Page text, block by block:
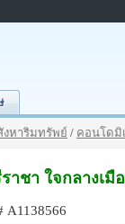
งหาริมทรัพย์ / คอนโดมิ
าชา ใจกลางเมื
A1138566